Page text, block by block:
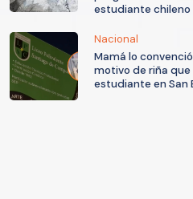
estudiante chileno
Nacional
Mamá lo
motivo de riña
estudiante en San